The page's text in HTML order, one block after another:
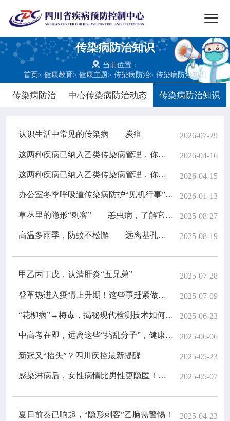

传染病防治知识
 当前位置：
首页> 健康教育> 健康主题> 传染病防治> 传染病防治知识
传染病防治 中心传染病防治动态 传染病防治知识

网站首页
中心概况 
工作重点 
专业服务 
科普园地 
学术期刊
在线互动
认识生活中常见的传染病——炭疽 2026-07-29
这两种疾病已纳入乙类传染病管理，你了解了吗？（二） 2026-04-16
这两种疾病已纳入乙类传染病管理，你了解了吗？（一） 2026-04-15
办公室冬季呼吸道传染病防护“见机行事”指南 2026-01-13
草丛里的隐形“刺客”——恙虫病，了解它，预防它！ 2025-08-27
高温多雨季，防蚊不松懈——远离基孔肯雅热 2025-08-19
甲乙丙丁戊，认清肝炎“五兄弟” 2025-07-28
登革热进入疫情上升期！这些事赶紧做起来 2025-07-09
“花柳病”→梅毒，揭秘现代检测技术如何揪出这“幕后黑手”！ 2025-06-23
中高考在即，远离这些“捣乱分子”，健康迎考！ 2025-06-06
新冠又“抬头”？四川疾控最新提醒 2025-05-23
感染淋病后，女性病情比男性更隐匿！这些症状要警惕 2025-05-07
夏日前奏已响起，“隐形刺客”乙脑需警惕！ 2025-04-23